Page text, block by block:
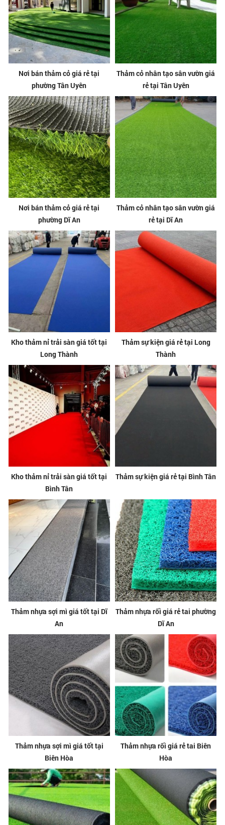
Nơi bán thảm cỏ giá rẻ tại
phường Tân Uyên
Thảm cỏ nhân tạo sân vườn giá
rẻ tại Tân Uyên
Nơi bán thảm cỏ giá rẻ tại
phường Dĩ An
Thảm cỏ nhân tạo sân vườn giá
rẻ tại Dĩ An
Kho thảm nỉ trải sàn giá tốt tại
Long Thành
Thảm sự kiện giá rẻ tại Long
Thành
Kho thảm nỉ trải sàn giá tốt tại
Bình Tân
Thảm sự kiện giá rẻ tại Bình Tân
Thảm nhựa sợi mì giá tốt tại Dĩ
An
Thảm nhựa rối giá rẻ tai phường
Dĩ An
Thảm nhựa sợi mì giá tốt tại
Biên Hòa
Thảm nhựa rối giá rẻ tai Biên
Hòa